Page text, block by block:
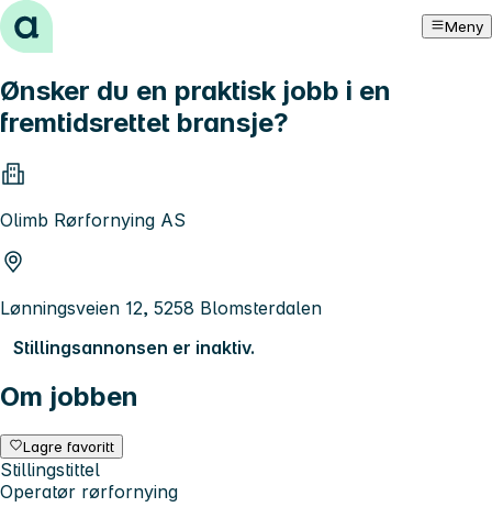
Hopp til innhold Meny
Ønsker du en praktisk jobb i en
fremtidsrettet bransje?
Olimb Rørfornying AS
Lønningsveien 12, 5258 Blomsterdalen
Stillingsannonsen er inaktiv.
Om jobben
Lagre favoritt
Stillingstittel
Operatør rørfornying